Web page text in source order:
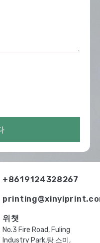
+8619124328267
위챗
No.3 Fire Road, Fuling
Industry Park,탕 스미,